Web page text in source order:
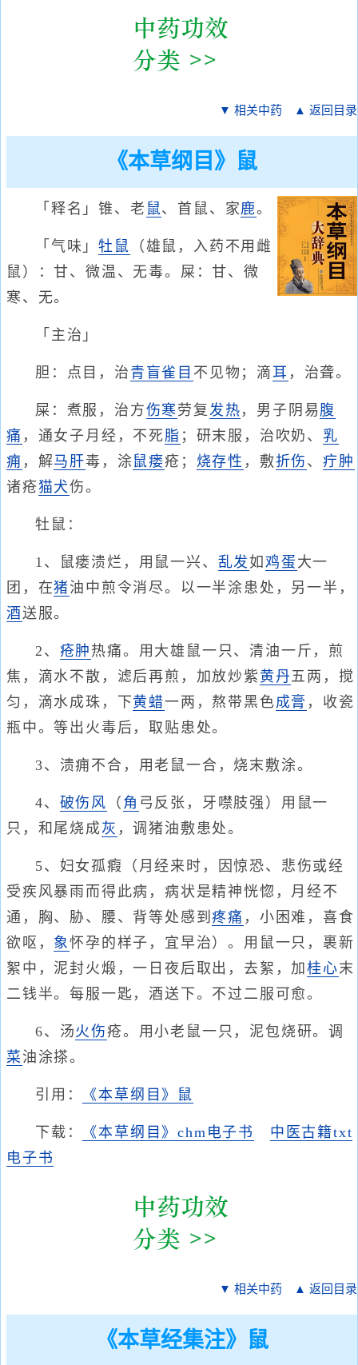
▼ 相关中药 ▲ 返回目录
《本草纲目》鼠
「释名」锥、老 鼠、首鼠、家鹿。
「气味」牡鼠 （雄鼠，入药不用雌
鼠）：甘、微温、无毒。屎：甘、微
寒、无。
「主治」
胆：点目，治 青盲雀目 不见物；滴 耳 ，治聋。
屎：煮服，治方伤寒 劳复 发热 ，男子阴易 腹
痛 ，通女子月经，不死脂 ；研末服，治吹奶、乳
痈 ，解马肝毒，涂鼠瘘疮； 烧存性 ，敷折伤 、疔肿
诸疮猫犬伤。
牡鼠：
1、鼠瘘溃烂，用鼠一兴、 乱发如鸡蛋 大一
团，在猪油中煎令消尽。以一半涂患处，另一半，
酒 送服。
2、 疮肿 热痛。用大雄鼠一只、清油一斤，煎
焦，滴水不散，滤后再煎，加放炒紫 黄丹五两，搅
匀，滴水成珠，下 黄蜡一两，熬带黑色成膏 ，收瓷
瓶中。等出火毒后，取贴患处。
3、溃痈不合，用老鼠一合，烧末敷涂。
4、 破伤风 （ 角 弓反张，牙噤肢强）用鼠一
只，和尾烧成灰 ，调猪油敷患处。
5、妇女孤瘕（月经来时，因惊恐、悲伤或经
受疾风暴雨而得此病，病状是精神恍惚，月经不
通，胸、胁、腰、背等处感到疼痛 ，小困难，喜食
欲呕， 象怀孕的样子，宜早治）。用鼠一只，裹新
絮中，泥封火煅，一日夜后取出，去絮，加桂心末
二钱半。每服一匙，酒送下。不过二服可愈。
6、汤火伤疮。用小老鼠一只，泥包烧研。调
菜 油涂搽。
引用： 《本草纲目》鼠
下载： 《本草纲目》chm电子书
中医古籍txt
电子书
▼ 相关中药 ▲ 返回目录
《本草经集注》鼠